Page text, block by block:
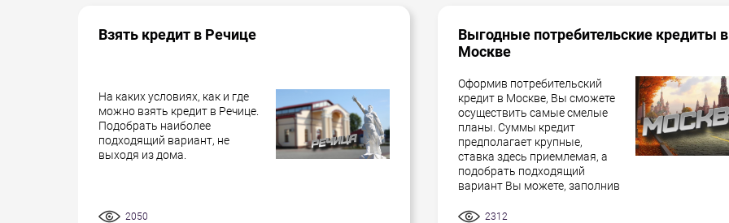
Взять кредит в Речице
На каких условиях, как и где
можно взять кредит в Речице.
Подобрать наиболее
подходящий вариант, не
выходя из дома.
2050
Выгодные потребительские кредиты в
Москве
Оформив потребительский
кредит в Москве, Вы сможете
осуществить самые смелые
планы. Суммы кредит
предполагает крупные,
ставка здесь приемлемая, а
подобрать подходящий
вариант Вы можете, заполнив
2312